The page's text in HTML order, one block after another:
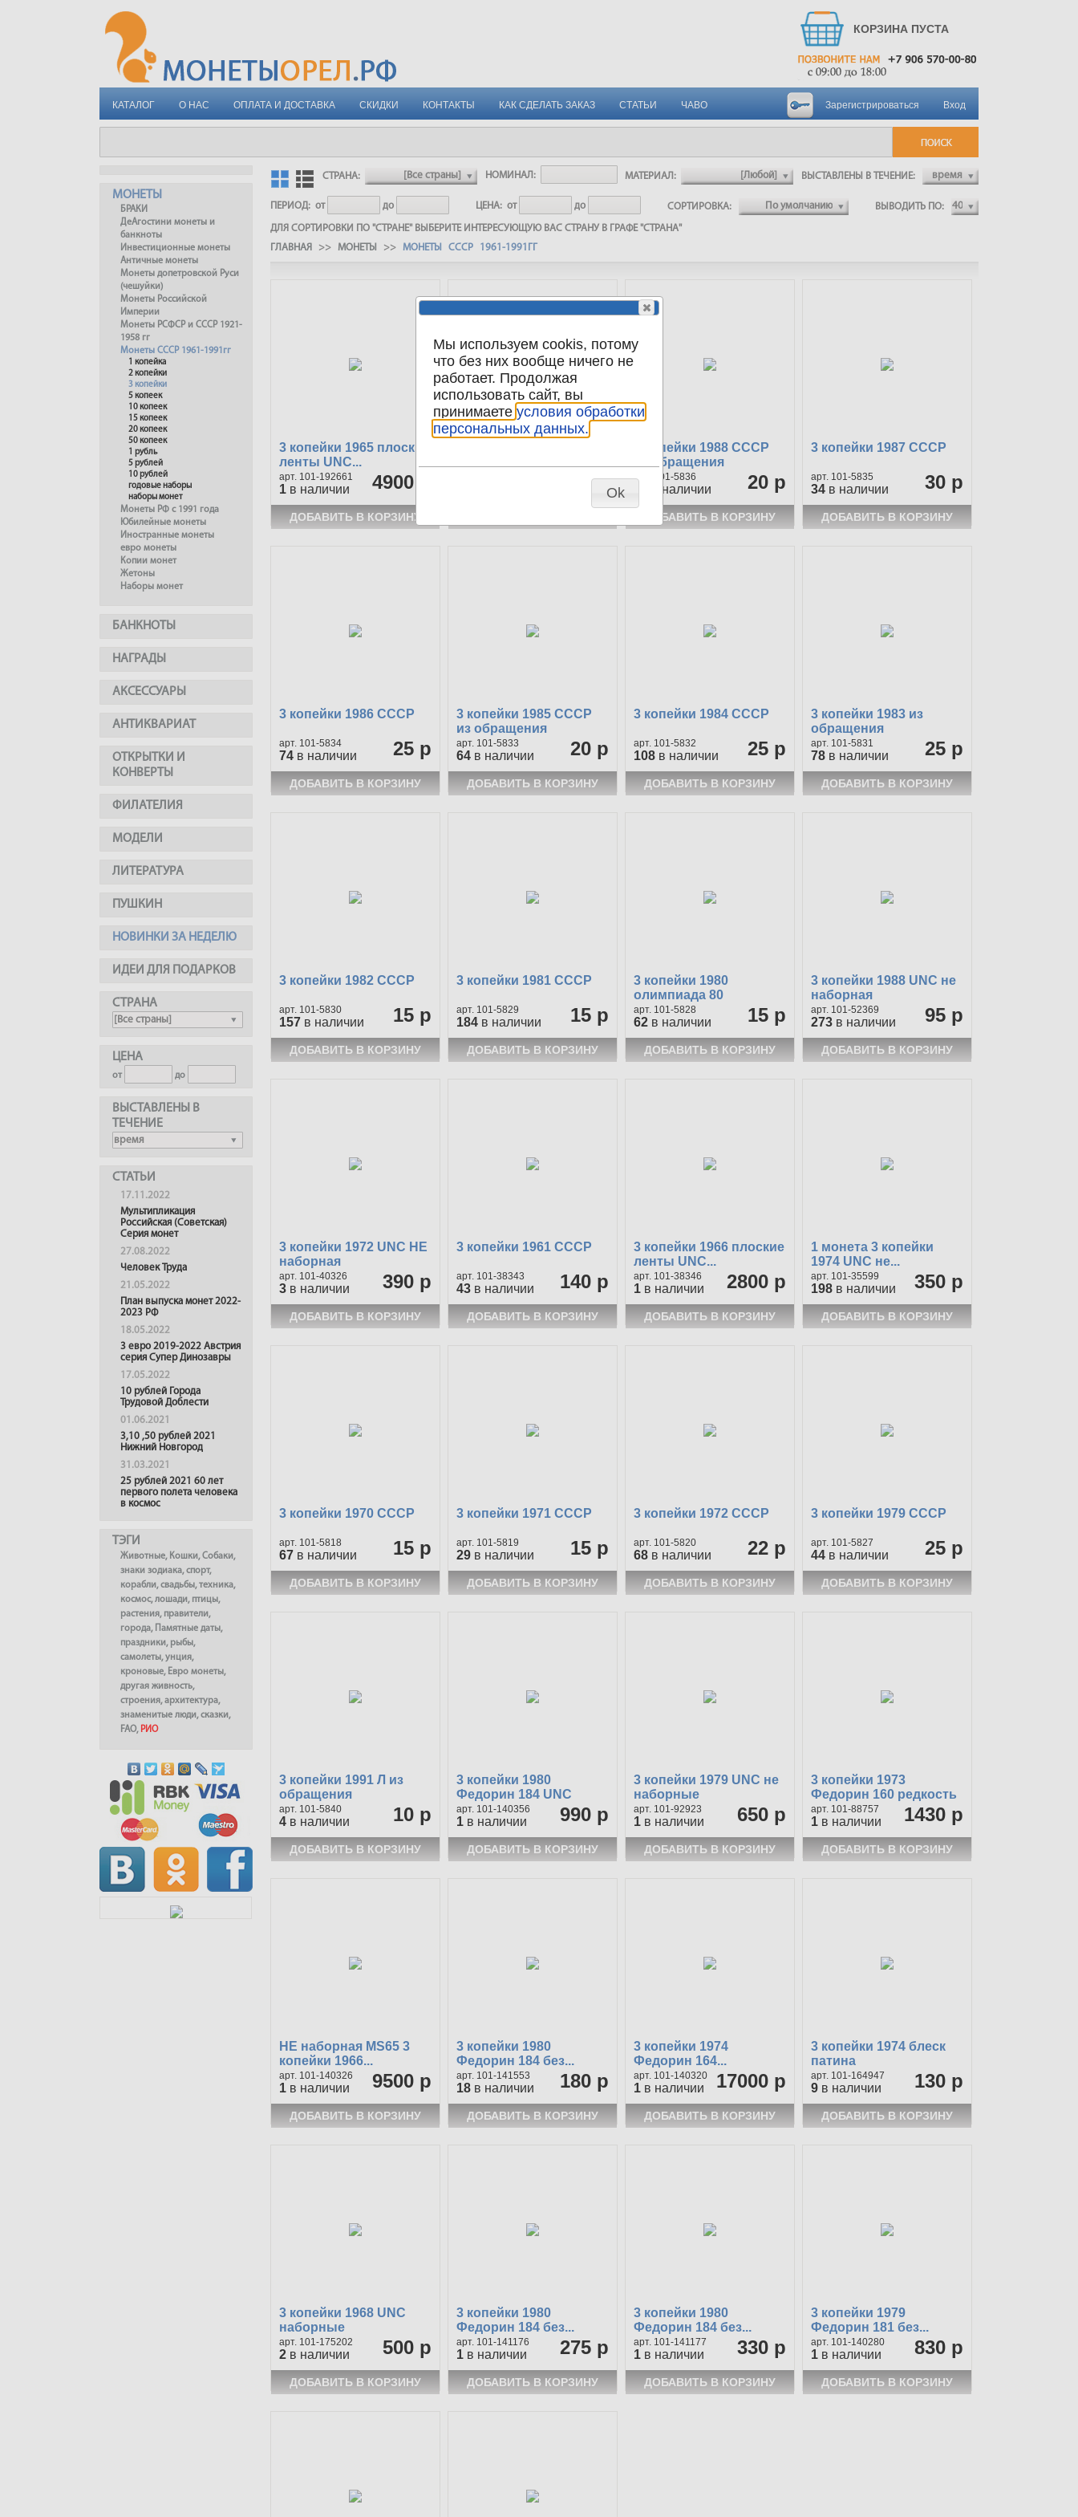
КОРЗИНА ПУСТА
КАТАЛОГ О НАС ОПЛАТА И ДОСТАВКА СКИДКИ КОНТАКТЫ КАК СДЕЛАТЬ ЗАКАЗ СТАТЬИ ЧАВО Вход
Зарегистрироваться
МОНЕТЫ
БРАКИ
ДеАгостини монеты и
банкноты
Инвестиционные монеты
Античные монеты
Монеты допетровской Руси
(чешуйки)
Монеты Российской
Империи
Монеты РСФСР и СССР 1921-
1958 гг
Монеты СССР 1961-1991гг
1 копейка
2 копейки
3 копейки
5 копеек
10 копеек
15 копеек
20 копеек
50 копеек
1 рубль
5 рублей
10 рублей
годовые наборы
наборы монет
Монеты РФ с 1991 года
Юбилейные монеты
Иностранные монеты
евро монеты
Копии монет
Жетоны
Наборы монет
БАНКНОТЫ
НАГРАДЫ
АКСЕССУАРЫ
АНТИКВАРИАТ
ОТКРЫТКИ И
КОНВЕРТЫ
ФИЛАТЕЛИЯ
МОДЕЛИ
ЛИТЕРАТУРА
ПУШКИН
НОВИНКИ ЗА НЕДЕЛЮ
ИДЕИ ДЛЯ ПОДАРКОВ
СТРАНА
ЦЕНА
от до
ВЫСТАВЛЕНЫ В
ТЕЧЕНИЕ
СТАТЬИ
17.11.2022
Мультипликация
Российская (Советская)
Серия монет
27.08.2022
Человек Труда
21.05.2022
План выпуска монет 2022-
2023 РФ
18.05.2022
3 евро 2019-2022 Австрия
серия Супер Динозавры
17.05.2022
10 рублей Города
Трудовой Доблести
01.06.2021
3,10 ,50 рублей 2021
Нижний Новгород
31.03.2021
25 рублей 2021 60 лет
первого полета человека
в космос
ТЭГИ
Животные, Кошки,Собаки,
знаки зодиака,спорт,
корабли,свадьбы,техника,
космос,лошади, птицы,
растения, правители,
города, Памятные даты,
праздники, рыбы,
самолеты,унция,
кроновые, Евро монеты,
другая живность,
строения,архитектура,
знаменитые люди,сказки,
FAO, РИО
СТРАНА: НОМИНАЛ: МАТЕРИАЛ: ВЫСТАВЛЕНЫ В ТЕЧЕНИЕ:
ПЕРИОД: от до ЦЕНА: от до СОРТИРОВКА: ВЫВОДИТЬ ПО:
ДЛЯ СОРТИРОВКИ ПО "СТРАНЕ" ВЫБЕРИТЕ ИНТЕРЕСУЮЩУЮ ВАС СТРАНУ В ГРАФЕ "СТРАНА"
ГЛАВНАЯ
>> МОНЕТЫ >> МОНЕТЫ СССР 1961-1991ГГ
3 копейки 1965 плоские
ленты UNC...
4900 р
101-192661
1 в наличии 15 р
3 копейки 1988 СССР
из обращения
20 р
101-5836
в наличии
3 копейки 1987 СССР
30 р
101-5835
34 в наличии
3 копейки 1986 СССР
25 р
101-5834
74 в наличии
3 копейки 1985 СССР
из обращения
20 р
101-5833
64 в наличии
3 копейки 1984 СССР
25 р
101-5832
108 в наличии
3 копейки 1983 из
обращения
25 р
101-5831
78 в наличии
3 копейки 1982 СССР
15 р
101-5830
157 в наличии
3 копейки 1981 СССР
15 р
101-5829
184 в наличии
3 копейки 1980
олимпиада 80
15 р
101-5828
62 в наличии
3 копейки 1988 UNC не
наборная
95 р
101-52369
273 в наличии
3 копейки 1972 UNC НЕ
наборная
390 р
101-40326
3 в наличии
3 копейки 1961 СССР
140 р
101-38343
43 в наличии
3 копейки 1966 плоские
ленты UNC...
2800 р
101-38346
1 в наличии
1 монета 3 копейки
1974 UNC не...
350 р
101-35599
198 в наличии
3 копейки 1970 СССР
15 р
101-5818
67 в наличии
3 копейки 1971 СССР
15 р
101-5819
29 в наличии
3 копейки 1972 СССР
22 р
101-5820
68 в наличии
3 копейки 1979 СССР
25 р
101-5827
44 в наличии
3 копейки 1991 Л из
обращения
10 р
101-5840
4 в наличии
3 копейки 1980
Федорин 184 UNC
990 р
101-140356
1 в наличии
3 копейки 1979 UNC не
наборные
650 р
101-92923
1 в наличии
3 копейки 1973
Федорин 160 редкость
1430 р
101-88757
1 в наличии
НЕ наборная MS65 3
копейки 1966...
9500 р
101-140326
1 в наличии
3 копейки 1980
Федорин 184 без...
180 р
101-141553
18 в наличии
3 копейки 1974
Федорин 164...
17000 р
101-140320
1 в наличии
3 копейки 1974 блеск
патина
130 р
101-164947
9 в наличии
3 копейки 1968 UNC
наборные
500 р
101-175202
2 в наличии
3 копейки 1980
Федорин 184 без...
275 р
101-141176
1 в наличии
3 копейки 1980
Федорин 184 без...
330 р
101-141177
1 в наличии
3 копейки 1979
Федорин 181 без...
830 р
101-140280
1 в наличии
Мы используем cookis, потому
что без них вообще ничего не
работает. Продолжая
использовать сайт, вы
принимаете условия обработки
персональных данных.
Ok